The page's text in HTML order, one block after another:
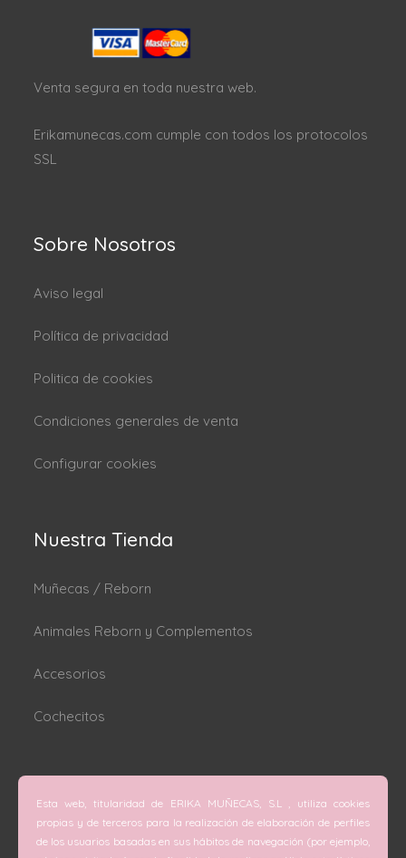
Venta segura en toda nuestra web.
Erikamunecas.com cumple con todos los protocolos
SSL
Sobre Nosotros
Aviso legal
Política de privacidad
Politica de cookies
Condiciones generales de venta
Configurar cookies
Nuestra Tienda
Muñecas / Reborn
Animales Reborn y Complementos
Accesorios
Cochecitos
C/ Doctor Melis nº 6 (Grao de Gandía).
Esta web, titularidad de ERIKA MUÑECAS, S.L , utiliza cookies
propias y de terceros para la realización de elaboración de perfiles
de los usuarios basadas en sus hábitos de navegación (por ejemplo,